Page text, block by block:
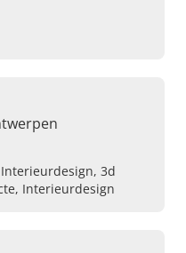
3d
Interieurdesign